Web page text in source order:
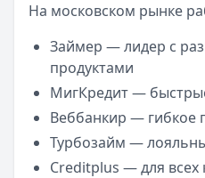
Все новости
На московском рынке
Займер — лидер с
продуктами
МигКредит —
Веббанкир — гибкое
Турбозайм —
Creditplus — для всех